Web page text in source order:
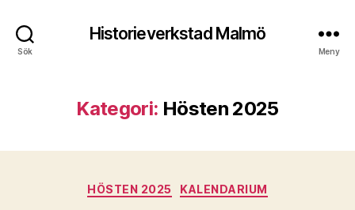
Sök
Historieverkstad Malmö
Meny
Kategori: Hösten 2025
Kategorier
HÖSTEN 2025 KALENDARIUM